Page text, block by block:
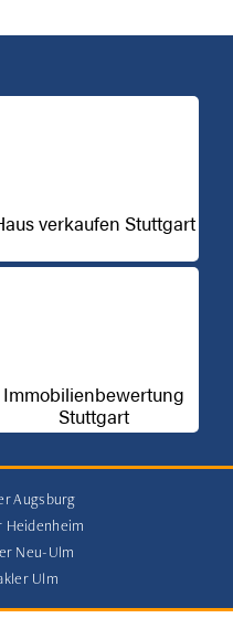
verkaufen Stuttgart
Immobilienbewertung
Stuttgart
Augsburg
Heidenheim
Neu-Ulm
Ulm